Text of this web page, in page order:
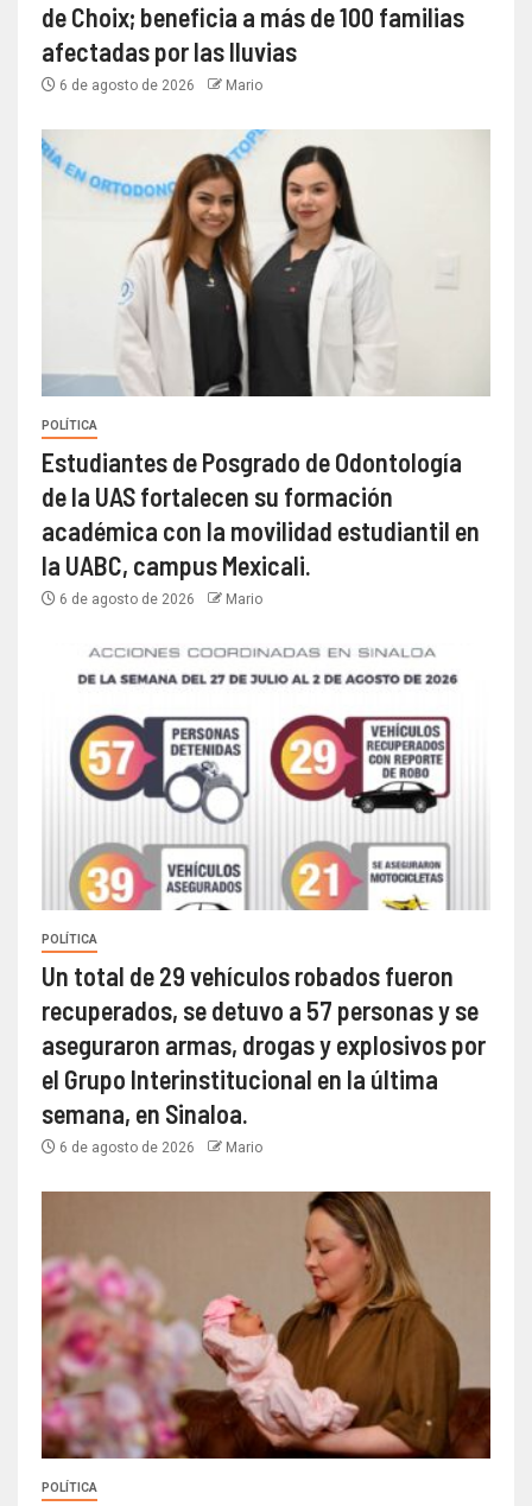
de Choix; beneficia a más de 100 familias
afectadas por las lluvias
6 de agosto de 2026 Mario
POLÍTICA
Estudiantes de Posgrado de Odontología
de la UAS fortalecen su formación
académica con la movilidad estudiantil en
la UABC, campus Mexicali.
6 de agosto de 2026 Mario
POLÍTICA
Un total de 29 vehículos robados fueron
recuperados, se detuvo a 57 personas y se
aseguraron armas, drogas y explosivos por
el Grupo Interinstitucional en la última
semana, en Sinaloa.
6 de agosto de 2026 Mario
POLÍTICA